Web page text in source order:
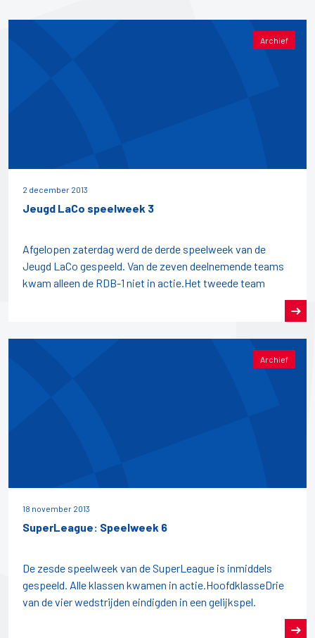
Archief
2 december 2013
Jeugd LaCo speelweek 3
Afgelopen zaterdag werd de derde speelweek van de
Jeugd LaCo gespeeld. Van de zeven deelnemende teams
kwam alleen de RDB-1 niet in actie.Het tweede team
Archief
18 november 2013
SuperLeague: Speelweek 6
De zesde speelweek van de SuperLeague is inmiddels
gespeeld. Alle klassen kwamen in actie.HoofdklasseDrie
van de vier wedstrijden eindigden in een gelijkspel.